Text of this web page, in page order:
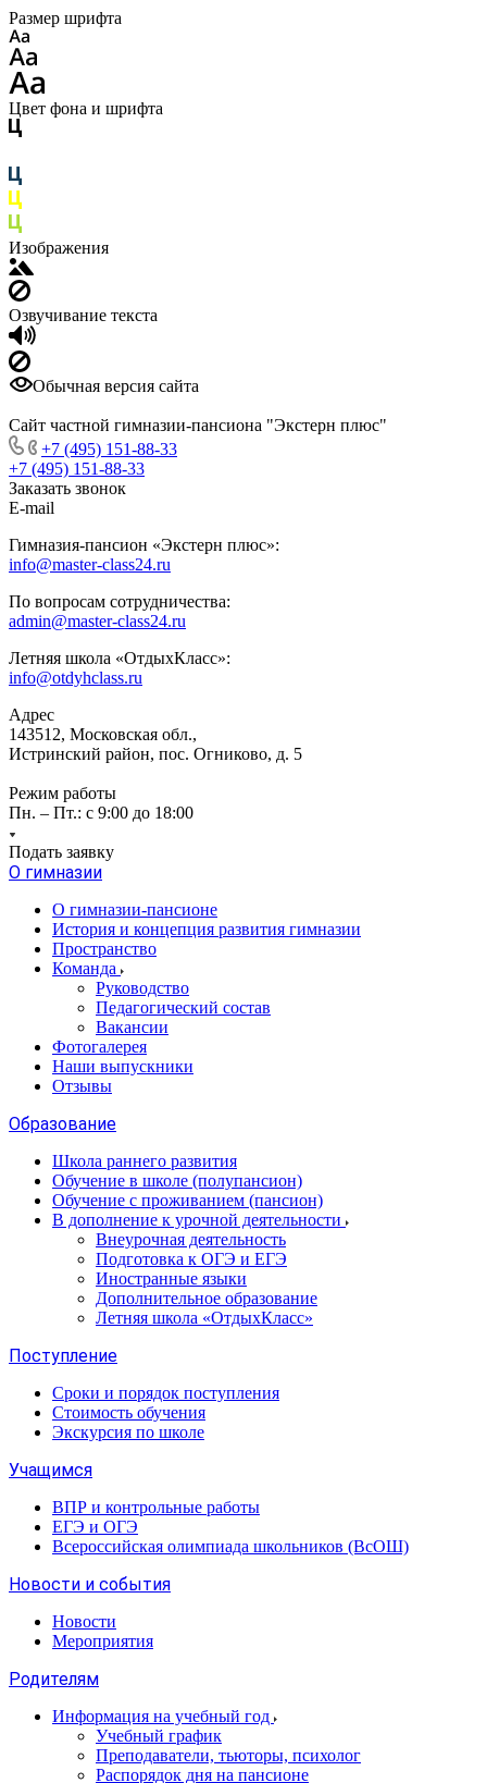
Размер шрифта
Цвет фона и шрифта
Изображения
Озвучивание текста
Обычная версия сайта
Сайт частной гимназии-пансиона "Экстерн плюс"
+7 (495) 151-88-33
+7 (495) 151-88-33
Заказать звонок
E-mail
Гимназия-пансион «Экстерн плюс»:
info@master-class24.ru
По вопросам сотрудничества:
admin@master-class24.ru
Летняя школа «ОтдыхКласс»:
info@otdyhclass.ru
Адрес
143512, Московская обл.,
Истринский район, пос. Огниково, д. 5
Режим работы
Пн. – Пт.: с 9:00 до 18:00
Подать заявку
О гимназии
О гимназии-пансионе
История и концепция развития гимназии
Пространство
Команда
Руководство
Педагогический состав
Вакансии
Фотогалерея
Наши выпускники
Отзывы
Образование
Школа раннего развития
Обучение в школе (полупансион)
Обучение с проживанием (пансион)
В дополнение к урочной деятельности
Внеурочная деятельность
Подготовка к ОГЭ и ЕГЭ
Иностранные языки
Дополнительное образование
Летняя школа «ОтдыхКласс»
Поступление
Сроки и порядок поступления
Стоимость обучения
Экскурсия по школе
Учащимся
ВПР и контрольные работы
ЕГЭ и ОГЭ
Всероссийская олимпиада школьников (ВсОШ)
Новости и события
Новости
Мероприятия
Родителям
Информация на учебный год
Учебный график
Преподаватели, тьюторы, психолог
Распорядок дня на пансионе